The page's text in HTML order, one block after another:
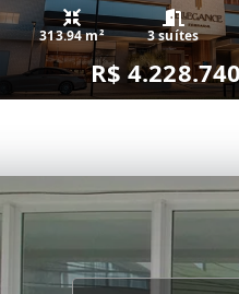
313.94 m² 3 suítes
R$